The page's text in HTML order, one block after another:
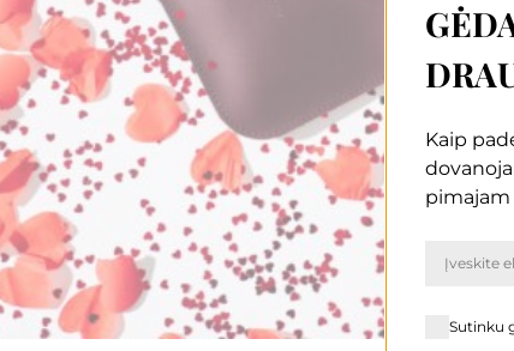
Kaip
pimajam
Sutinku